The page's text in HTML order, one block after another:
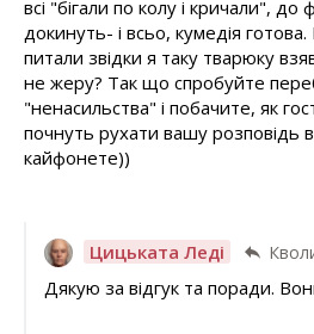
всі "бігали по колу і кричали",
докинуть- і всьо, кумедія
питали звідки я таку тварюку
не жеру? Так що спробуйте
"ненасильства" і побачите, як
почнуть рухати вашу розповідь
кайфонете))
Цицьката Леді
Дякую за відгук та поради.